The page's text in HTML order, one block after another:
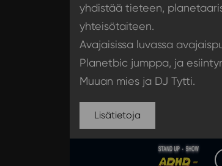
yhdistää tieteen,
yhteisötaiteen.
Avajaisissa luvassa
Planetbic jumppa, ja
Muuan mies ja DJ Tytti.
Lisätietoja